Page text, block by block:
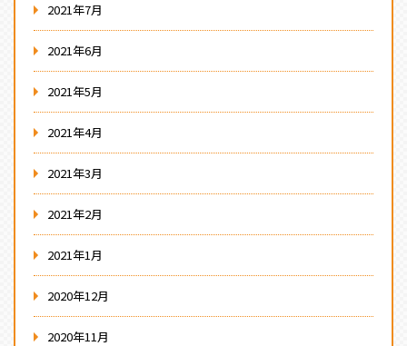
2021年7月
2021年6月
2021年5月
2021年4月
2021年3月
2021年2月
2021年1月
2020年12月
2020年11月